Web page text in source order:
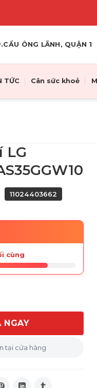
ÔNG LÃNH, QUẬN 1
TỨC Cân sức khoẻ
LG
11024403662
cùng
AS35GGW10 số
NGAY
tại cửa hàng